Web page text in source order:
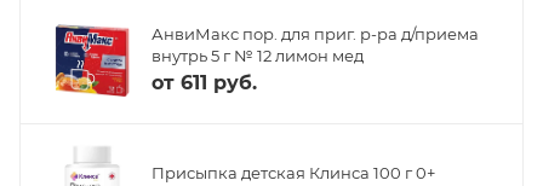
АнвиМакс пор. для приг. р-ра д/приема
внутрь 5 г № 12 лимон мед
от 611 руб.
Присыпка детская Клинса 100 г 0+